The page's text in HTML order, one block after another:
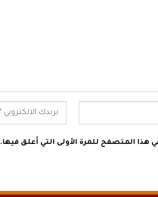
هذا المتصفح للمرة الأولى التي أعلق فيها.